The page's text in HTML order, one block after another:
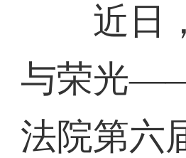
近日
与荣光
法院第六